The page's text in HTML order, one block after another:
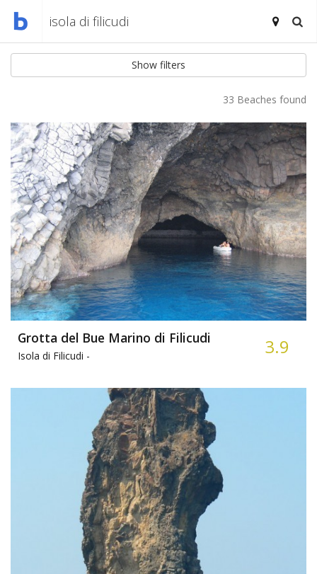
Show filters
33 Beaches found
Grotta del Bue Marino di Filicudi
Isola di Filicudi - 3.9